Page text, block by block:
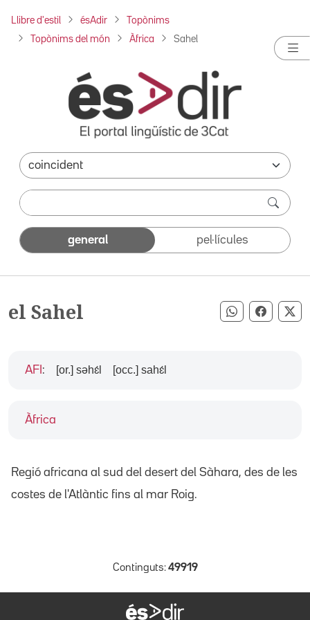
Llibre d'estil ésAdir Topònims
Topònims del món Àfrica Sahel
general pel·lícules
el Sahel Compartir
Àfrica
AFI : [or.] səhɛ́l [occ.] sahɛ́l
Regió africana al sud del desert del Sàhara, des de les
costes de l'Atlàntic fins al mar Roig.
Continguts: 49919